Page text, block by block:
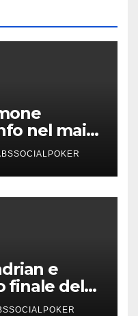
nel main
e
finale del